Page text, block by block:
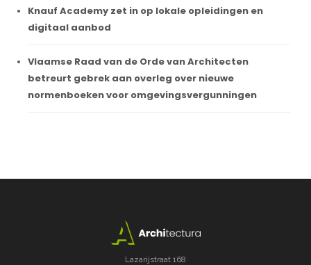
Knauf Academy zet in op lokale opleidingen en
digitaal aanbod
Vlaamse Raad van de Orde van Architecten
betreurt gebrek aan overleg over nieuwe
normenboeken voor omgevingsvergunningen
Lazarijstraat 168